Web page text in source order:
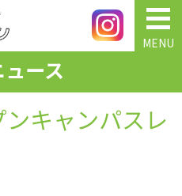
MENU
ース
キャンパスレ